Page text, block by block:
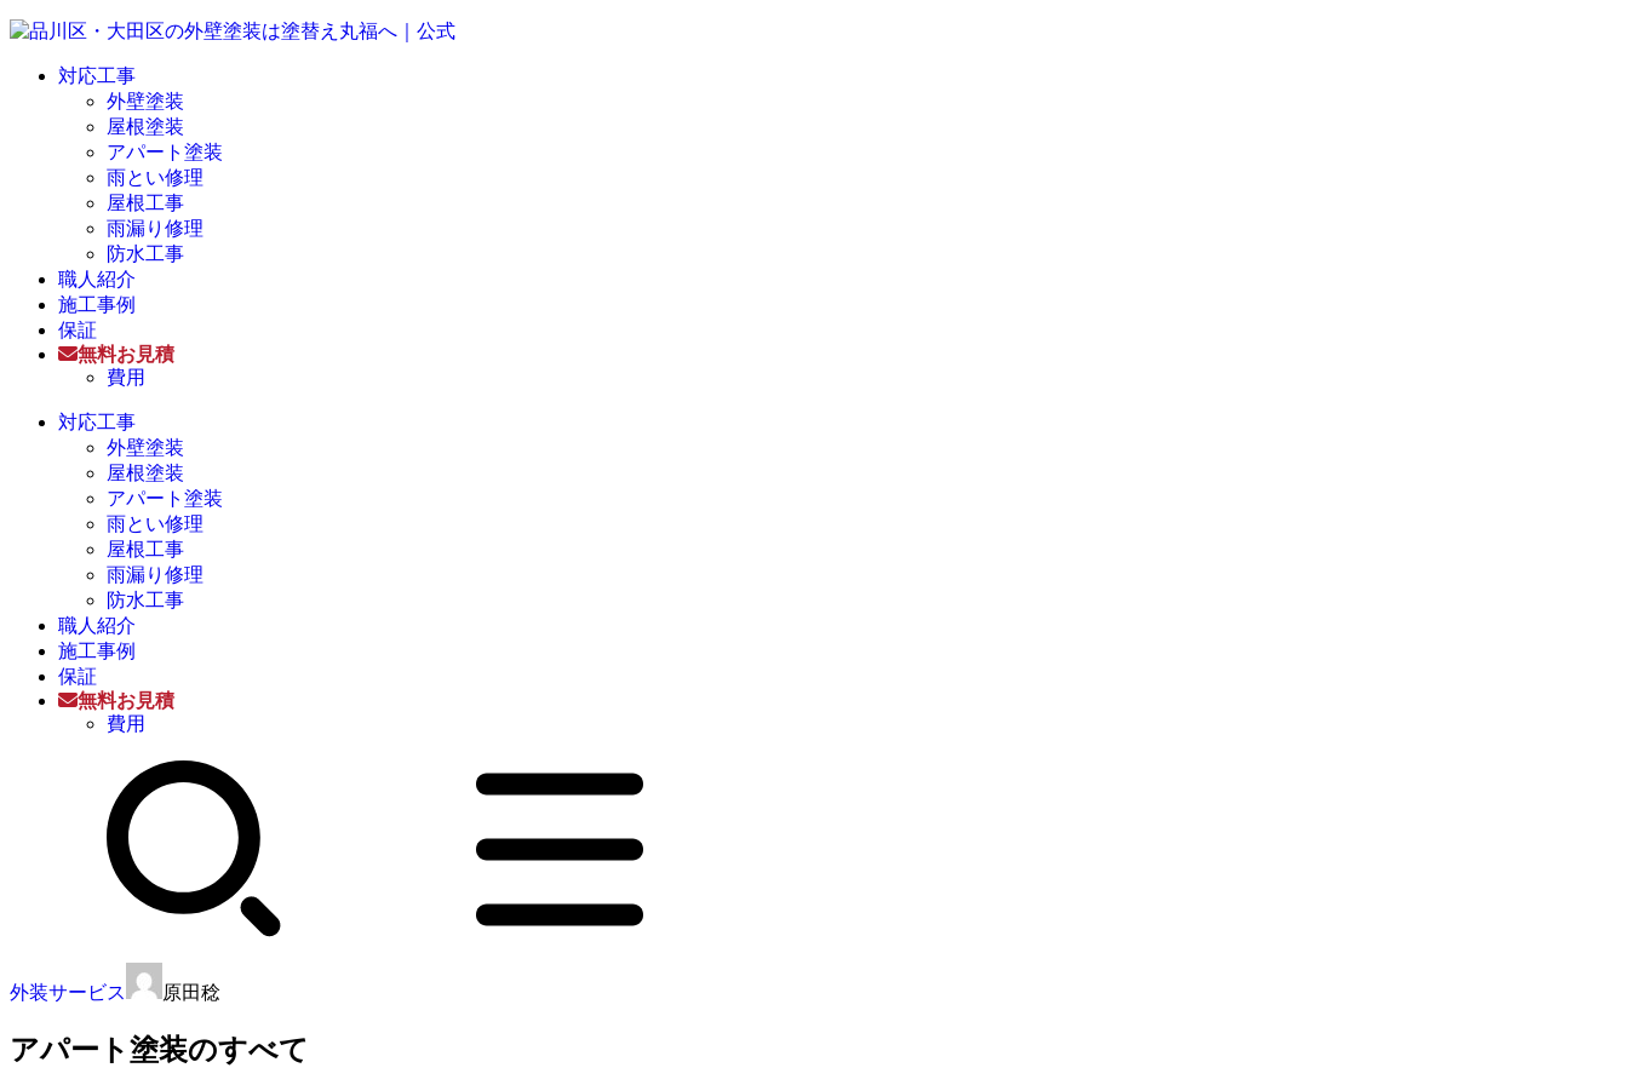
対応工事
外壁塗装
屋根塗装
アパート塗装
雨とい修理
屋根工事
雨漏り修理
防水工事
職人紹介
施工事例
保証
無料お見積
費用
対応工事
外壁塗装
屋根塗装
アパート塗装
雨とい修理
屋根工事
雨漏り修理
防水工事
職人紹介
施工事例
保証
無料お見積
費用
外装サービス 原田稔
アパート塗装のすべて